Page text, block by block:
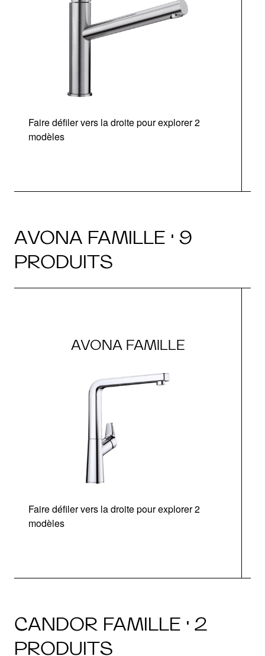
Faire défiler vers la droite pour explorer 2
modèles
AVONA FAMILLE · 9
PRODUITS
AVONA FAMILLE
Faire défiler vers la droite pour explorer 2
modèles
CANDOR FAMILLE · 2
PRODUITS